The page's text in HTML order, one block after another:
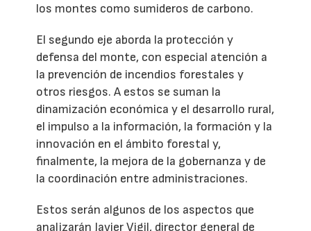
los montes como sumideros de carbono.
El segundo eje aborda la protección y
defensa del monte, con especial atención a
la prevención de incendios forestales y
otros riesgos. A estos se suman la
dinamización económica y el desarrollo rural,
el impulso a la información, la formación y la
innovación en el ámbito forestal y,
finalmente, la mejora de la gobernanza y de
la coordinación entre administraciones.
Estos serán algunos de los aspectos que
analizarán Javier Vigil, director general de